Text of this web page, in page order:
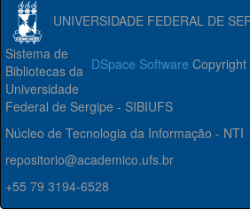
UNIVERSIDADE FEDERAL DE
DSpace Software
Sistema de
Bibliotecas da
Universidade
Federal de Sergipe - SIBIUFS
Núcleo de Tecnologia da Informação - NTI
repositorio@academico.ufs.br
+55 79 3194-6528